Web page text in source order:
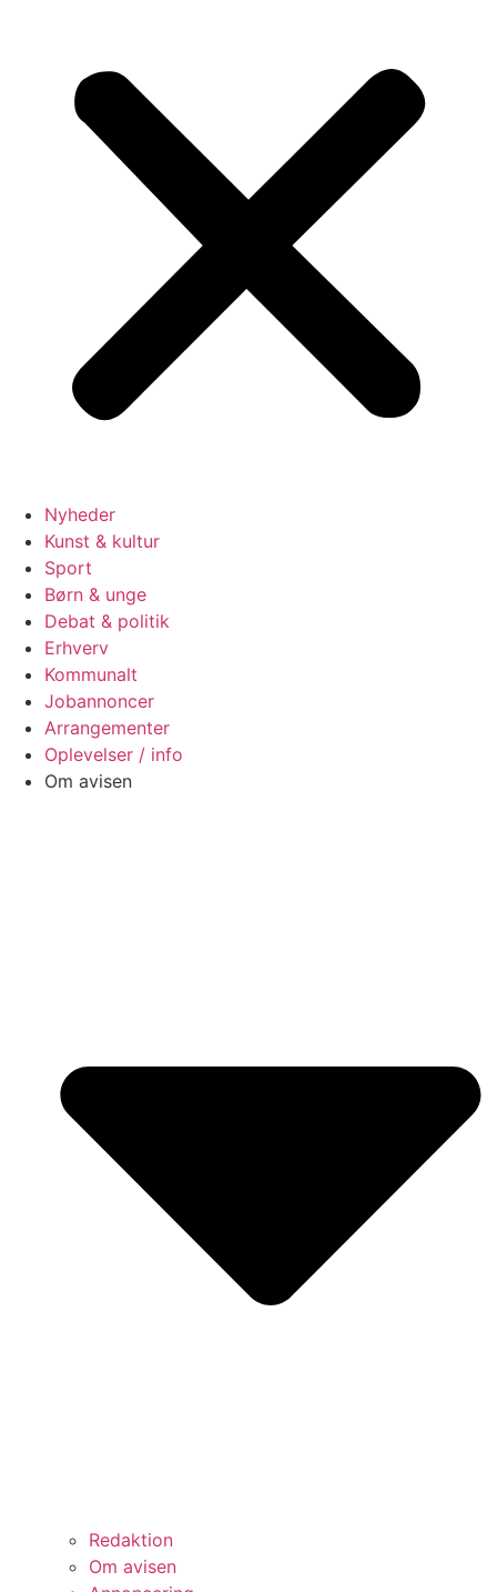
Nyheder
Kunst & kultur
Sport
Børn & unge
Debat & politik
Erhverv
Kommunalt
Jobannoncer
Arrangementer
Oplevelser / info
Om avisen
Redaktion
Om avisen